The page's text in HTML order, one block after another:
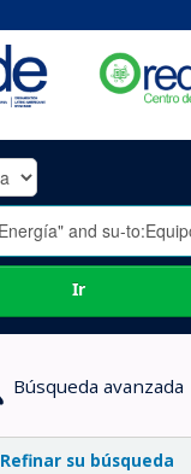
Ir
Búsqueda avanzada
Refinar su búsqueda